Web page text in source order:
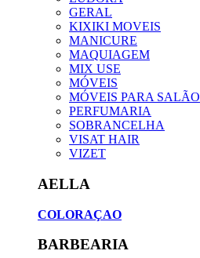
GERAL
KIXIKI MOVEIS
MANICURE
MAQUIAGEM
MIX USE
MÓVEIS
MÓVEIS PARA SALÃO
PERFUMARIA
SOBRANCELHA
VISAT HAIR
VIZET
AELLA
COLORAÇAO
BARBEARIA